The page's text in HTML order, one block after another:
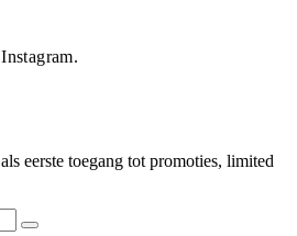
eerste toegang tot promoties, limited